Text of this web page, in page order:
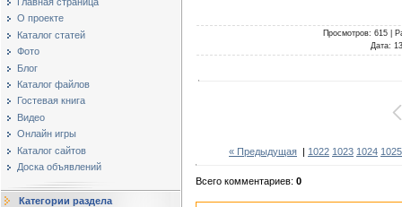
О проекте
Каталог статей
Фото
Блог
Каталог файлов
Гостевая книга
Видео
Онлайн игры
Каталог сайтов
Доска объявлений
Категории раздела
Просмотров: 615 |
Дата:
« Предыдущая | 1022 1023 1024 1025
Всего комментариев: 0